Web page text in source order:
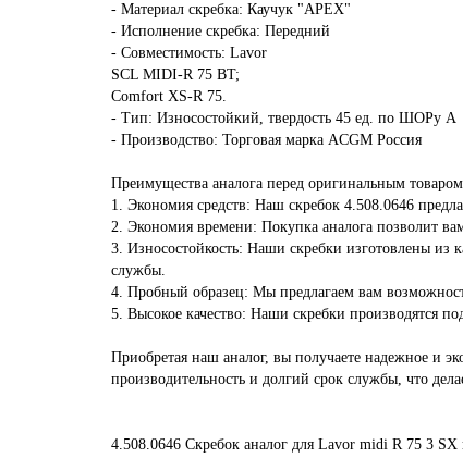
- Материал скребка: Каучук "APEX"
- Исполнение скребка: Передний
- Совместимость: Lavor
SCL MIDI-R 75 BT;
Comfort XS-R 75.
- Тип: Износостойкий, твердость 45 ед. по ШОРу А
- Производство: Торговая марка ACGM Россия
Преимущества аналога перед оригинальным
1. Экономия средств: Наш скребок 4.508.0646
2. Экономия времени: Покупка аналога позволит
3. Износостойкость: Наши скребки изготовлены из
службы.
4. Пробный образец: Мы предлагаем вам
5. Высокое качество: Наши скребки производятся
Приобретая наш аналог, вы получаете надежное и
производительность и долгий срок службы, что
4.508.0646 Скребок аналог для Lavor midi R 75 3 SX